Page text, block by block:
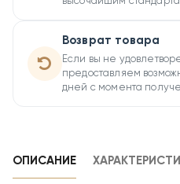
Возврат товара
Если вы не
предоставляем
дней с момента
ОПИСАНИЕ